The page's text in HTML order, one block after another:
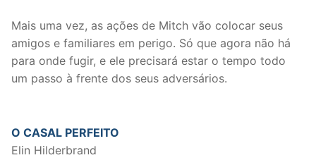
Mais uma vez, as ações de Mitch vão colocar seus
amigos e familiares em perigo. Só que agora não há
para onde fugir, e ele precisará estar o tempo todo
um passo à frente dos seus adversários.
O CASAL PERFEITO
Elin Hilderbrand